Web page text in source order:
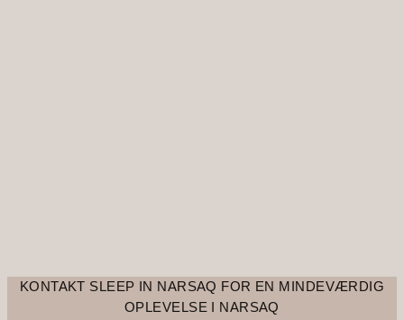
KONTAKT SLEEP IN NARSAQ FOR EN MINDEVÆRDIG
OPLEVELSE I NARSAQ